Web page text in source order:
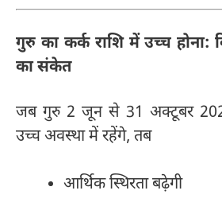
गुरु का कर्क राशि में उच्च होना:
का संकेत
जब गुरु 2 जून से 31 अक्टूबर
उच्च अवस्था में रहेंगे, तब
आर्थिक स्थिरता बढ़ेगी